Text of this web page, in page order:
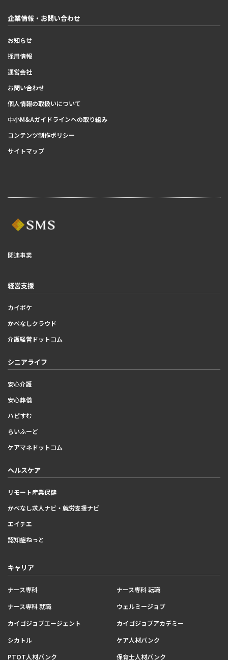
企業情報・お問い合わせ
お知らせ
採用情報
運営会社
お問い合わせ
個人情報の取扱いについて
中小M&Aガイドラインへの取り組み
コンテンツ制作ポリシー
サイトマップ
関連事業
経営支援
カイポケ
かべなしクラウド
介護経営ドットコム
シニアライフ
安心介護
安心葬儀
ハピすむ
らいふーど
ケアマネドットコム
ヘルスケア
リモート産業保健
かべなし求人ナビ・就労支援ナビ
エイチエ
認知症ねっと
キャリア
ナース専科
ナース専科 転職
ナース専科 就職
ウェルミージョブ
カイゴジョブエージェント
カイゴジョブアカデミー
シカトル
ケア人材バンク
PTOT人材バンク
保育士人材バンク